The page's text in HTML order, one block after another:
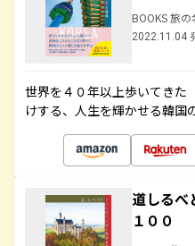
BOOKS 旅
2022.11.04
世界を４０年以上歩いてきた
けする、人生を輝かせる韓国
道しるべ
１００